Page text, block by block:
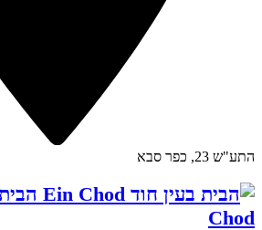
התע"ש 23, כפר סבא
Chod